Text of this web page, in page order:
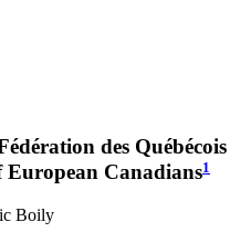
des Québécois
European Canadians1
Boily